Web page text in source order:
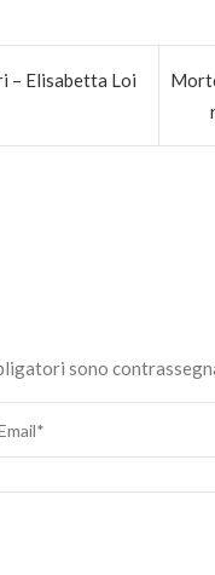
– Elisabetta Loi
sono